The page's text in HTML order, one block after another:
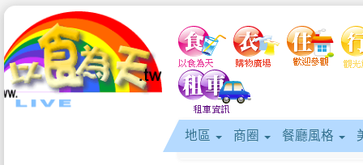
地區 商圈 餐廳風格